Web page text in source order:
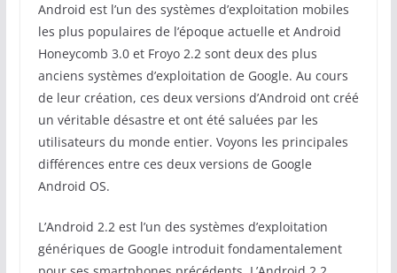
Android est l’un des systèmes d’exploitation mobiles
les plus populaires de l’époque actuelle et Android
Honeycomb 3.0 et Froyo 2.2 sont deux des plus
anciens systèmes d’exploitation de Google. Au cours
de leur création, ces deux versions d’Android ont créé
un véritable désastre et ont été saluées par les
utilisateurs du monde entier. Voyons les principales
différences entre ces deux versions de Google
Android OS.
L’Android 2.2 est l’un des systèmes d’exploitation
génériques de Google introduit fondamentalement